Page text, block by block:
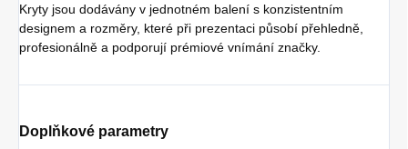
Kryty jsou dodávány v jednotném balení s konzistentním
designem a rozměry, které při prezentaci působí přehledně,
profesionálně a podporují prémiové vnímání značky.
Doplňkové parametry